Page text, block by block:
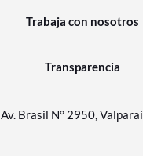
Trabaja con nosotros
Transparencia
Av. Brasil N° 2950,